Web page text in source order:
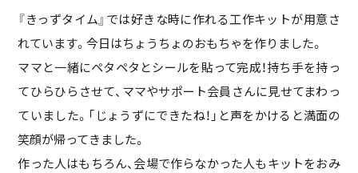
『きっずタイム』では好きな時に作れる工作キットが用意さ
れています。今日はちょうちょのおもちゃを作りました。
ママと一緒にペタペタとシールを貼って完成！持ち手を持っ
てひらひらさせて、ママやサポート会員さんに見せてまわっ
ていました。「じょうずにできたね！」と声をかけると満面の
笑顔が帰ってきました。
作った人はもちろん、会場で作らなかった人もキットをおみ